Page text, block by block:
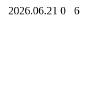
2026.06.21 0 6